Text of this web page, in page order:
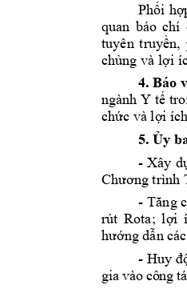
Phối
quan báo chí
tuyên truyền,
chủng và lợi
4. Báo
ngành Y tế
chức và lợi ích
5. Ủy
- Xây
Chương trình
- Tăng
rút Rota; lợi
hướng dẫn
- Huy
gia vào công